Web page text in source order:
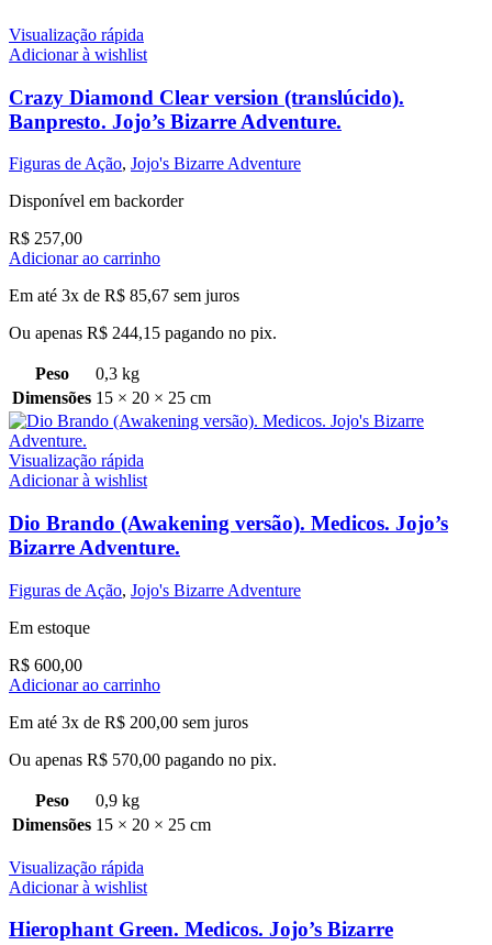
Visualização rápida
Adicionar à wishlist
Crazy Diamond Clear version (translúcido).
Banpresto. Jojo’s Bizarre Adventure.
Figuras de Ação, Jojo's Bizarre Adventure
Disponível em backorder
R$ 257,00
Adicionar ao carrinho
Em até 3x de R$ 85,67 sem juros
Ou apenas R$ 244,15 pagando no pix.
Peso
0,3 kg
Dimensões 15 × 20 × 25 cm
Visualização rápida
Adicionar à wishlist
Dio Brando (Awakening versão). Medicos. Jojo’s
Bizarre Adventure.
Figuras de Ação, Jojo's Bizarre Adventure
Em estoque
R$ 600,00
Adicionar ao carrinho
Em até 3x de R$ 200,00 sem juros
Ou apenas R$ 570,00 pagando no pix.
Peso
0,9 kg
Dimensões 15 × 20 × 25 cm
Visualização rápida
Adicionar à wishlist
Hierophant Green. Medicos. Jojo’s Bizarre